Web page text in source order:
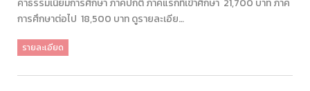
การศึกษาต่อไป 18,500 บาท ดูรายละเอีย…
รายละเอียด